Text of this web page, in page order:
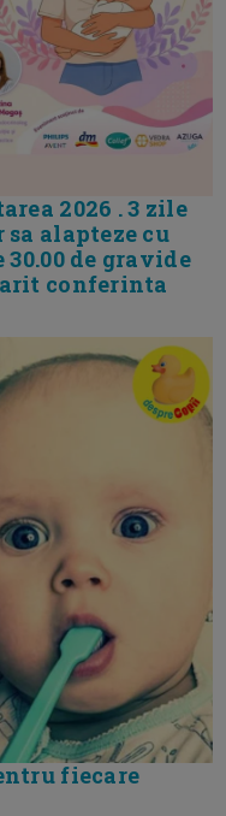
2026 . 3 zile
alapteze cu
de gravide
conferinta
fiecare